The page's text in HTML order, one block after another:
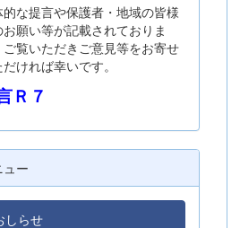
的な提言や保護者・地域の皆様
願い等が記載されておりま
ご覧いただきご意見等をお寄せ
ければ幸いです。
Ｒ７
ュー
しらせ